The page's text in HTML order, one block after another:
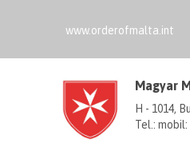
www.orderofmalta.int
Magyar
H - 1014,
Tel.: